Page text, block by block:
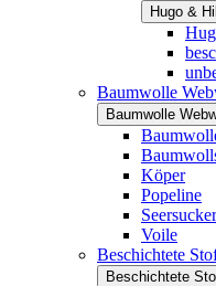
Hugo &
Baumwolle
Baumwolle
Köper
Popeline
Seersucker
Voile
Beschichtete
Beschichtete